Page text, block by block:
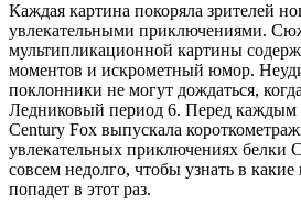
Каждая картина покоряла зрителей
увлекательными приключениями.
мультипликационной картины
моментов и искрометный юмор.
поклонники не могут дождаться,
Ледниковый период 6. Перед каждым
Century Fox выпускала
увлекательных приключениях белки
совсем недолго, чтобы узнать в какие
попадет в этот раз.